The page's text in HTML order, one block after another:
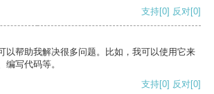
支持[0] 反对[0]
以帮助我解决很多问题。比如，我可以使用它来
编写代码等。
支持[0] 反对[0]